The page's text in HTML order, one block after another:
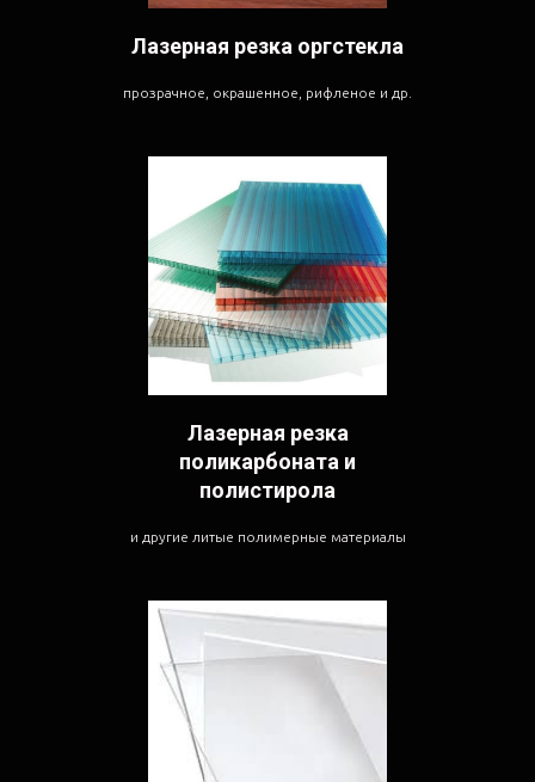
Лазерная резка оргстекла
прозрачное, окрашенное, рифленое и др.
Лазерная резка
поликарбоната и
полистирола
и другие литые полимерные материалы